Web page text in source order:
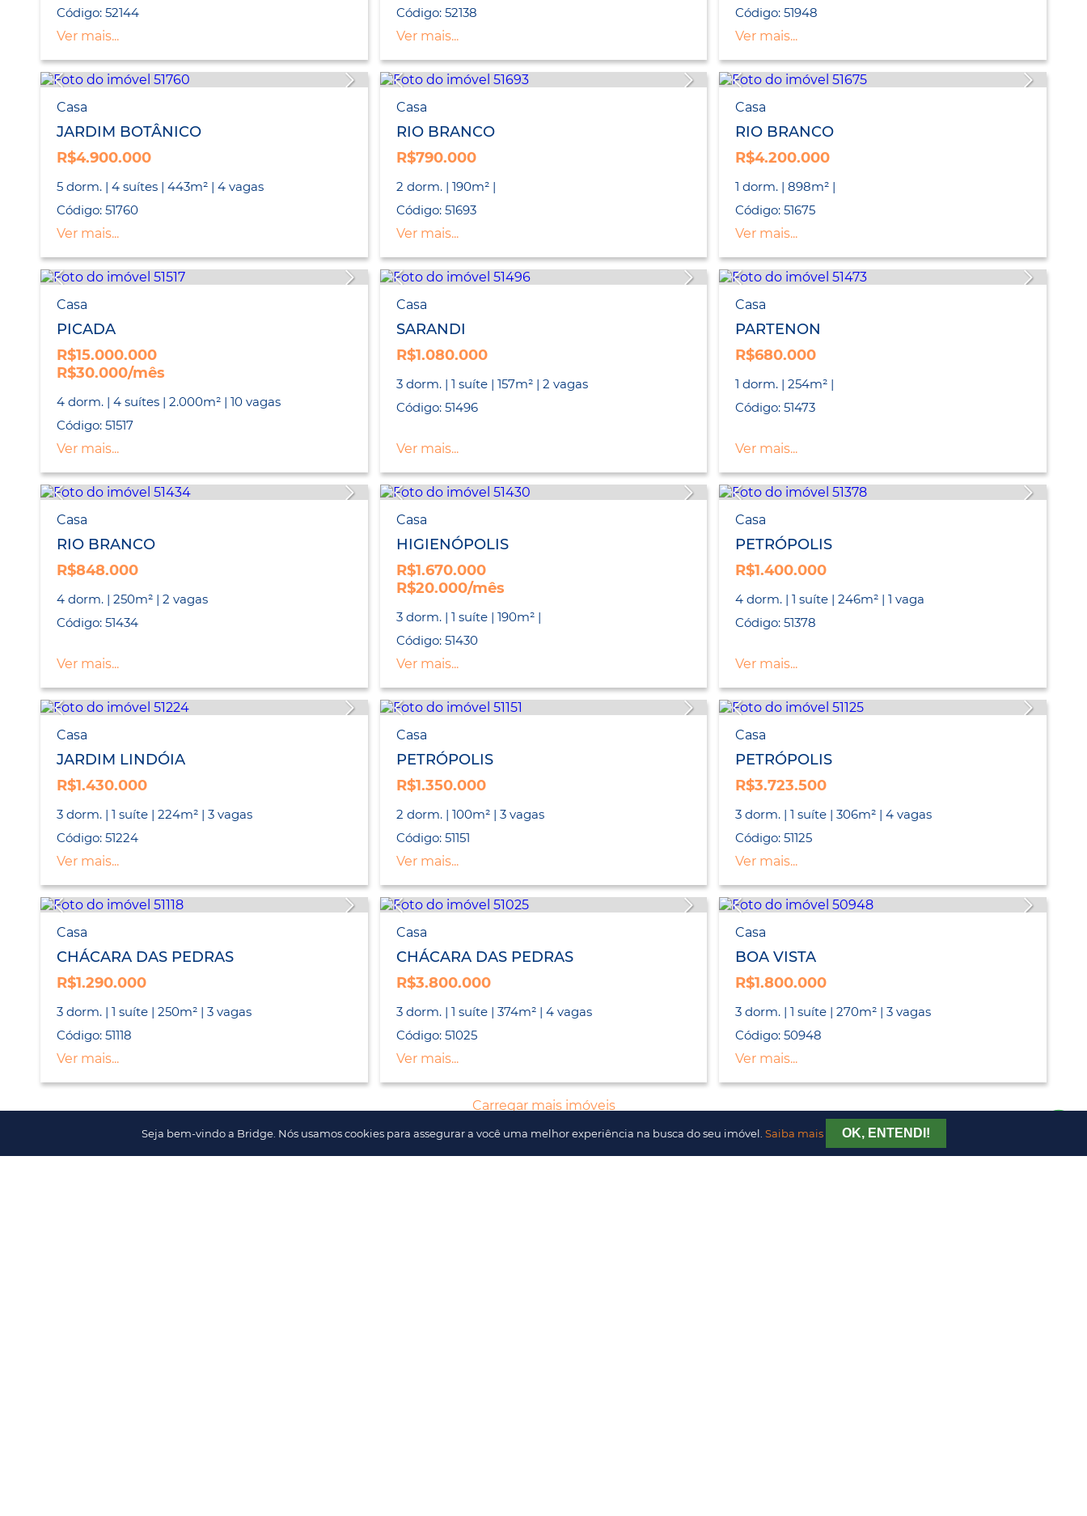
Código: 52144
Ver mais...
Código: 52138
Ver mais...
Código: 51948
Ver mais...
Casa
JARDIM BOTÂNICO
R$4.900.000
5 dorm. | 4 suítes | 443m² | 4 vagas
Código: 51760
Ver mais...
Casa
RIO BRANCO
R$790.000
2 dorm. | 190m² |
Código: 51693
Ver mais...
Casa
RIO BRANCO
R$4.200.000
1 dorm. | 898m² |
Código: 51675
Ver mais...
Casa
PICADA
R$15.000.000
R$30.000/mês
4 dorm. | 4 suítes | 2.000m² | 10 vagas
Código: 51517
Ver mais...
Casa
SARANDI
R$1.080.000
3 dorm. | 1 suíte | 157m² | 2 vagas
Código: 51496
Ver mais...
Casa
PARTENON
R$680.000
1 dorm. | 254m² |
Código: 51473
Ver mais...
Casa
RIO BRANCO
R$848.000
4 dorm. | 250m² | 2 vagas
Código: 51434
Ver mais...
Casa
HIGIENÓPOLIS
R$1.670.000
R$20.000/mês
3 dorm. | 1 suíte | 190m² |
Código: 51430
Ver mais...
Casa
PETRÓPOLIS
R$1.400.000
4 dorm. | 1 suíte | 246m² | 1 vaga
Código: 51378
Ver mais...
Casa
JARDIM LINDÓIA
R$1.430.000
3 dorm. | 1 suíte | 224m² | 3 vagas
Código: 51224
Ver mais...
Casa
PETRÓPOLIS
R$1.350.000
2 dorm. | 100m² | 3 vagas
Código: 51151
Ver mais...
Casa
PETRÓPOLIS
R$3.723.500
3 dorm. | 1 suíte | 306m² | 4 vagas
Código: 51125
Ver mais...
Casa
CHÁCARA DAS PEDRAS
R$1.290.000
3 dorm. | 1 suíte | 250m² | 3 vagas
Código: 51118
Ver mais...
Casa
CHÁCARA DAS PEDRAS
R$3.800.000
3 dorm. | 1 suíte | 374m² | 4 vagas
Código: 51025
Ver mais...
Casa
BOA VISTA
R$1.800.000
3 dorm. | 1 suíte | 270m² | 3 vagas
Código: 50948
Ver mais...
Carregar mais imóveis
Seja bem-vindo a Bridge. Nós usamos cookies para assegurar a você uma melhor experiência na busca do seu imóvel. Saiba mais OK, ENTENDI!